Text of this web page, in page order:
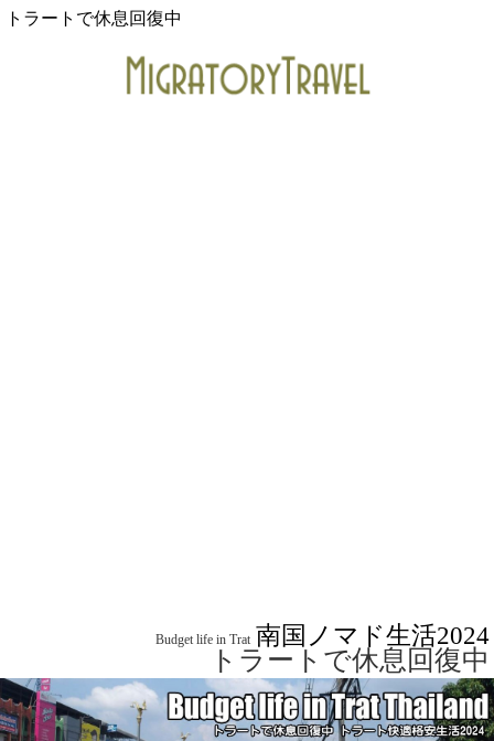
トラートで休息回復中
Budget life in Trat 南国ノマド生活2024
トラートで休息回復中